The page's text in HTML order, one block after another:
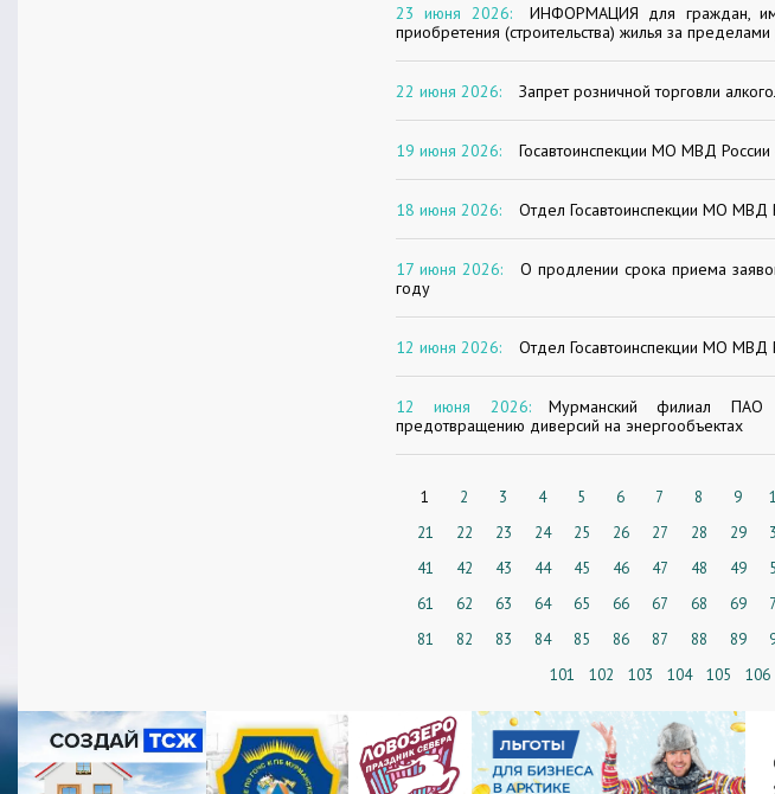
23 июня 2026:
ИНФОРМАЦИЯ для граждан,
приобретения (строительства) жилья за
22 июня 2026: Запрет розничной торговли
19 июня 2026: Госавтоинспекции МО МВД
18 июня 2026: Отдел Госавтоинспекции МО МВД
17 июня 2026:
О продлении срока приема
году
12 июня 2026: Отдел Госавтоинспекции МО МВД
12 июня 2026:
Мурманский филиал ПАО
предотвращению диверсий на энергообъектах
1 2 3 4 5 6 7 8 9
21
22 23 24 25 26 27 28 29
41
42 43 44 45 46 47 48 49
61
62 63 64 65 66 67 68 69
81
82 83 84 85 86 87 88 89
101
102 103 104 105 106